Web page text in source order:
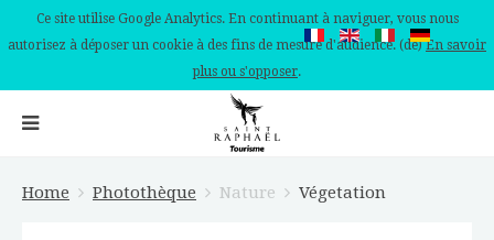
Ce site utilise Google Analytics. En continuant à naviguer, vous nous
autorisez à déposer un cookie à des fins de mesure d'audience. (de)En savoir
plus ou s'opposer.
Home Photothèque Nature Végetation